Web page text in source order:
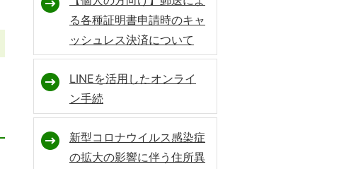
る各種証明書申請時のキャ
ッシュレス決済について
LINEを活用したオンライ
ン手続
新型コロナウイルス感染症
の拡大の影響に伴う住所異